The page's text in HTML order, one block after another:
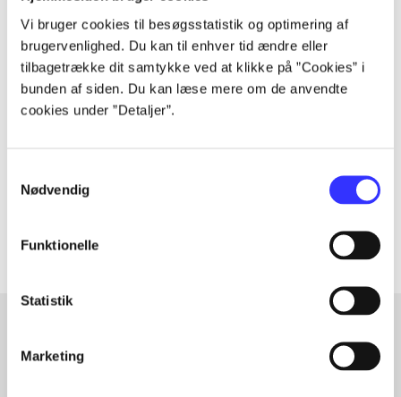
Vi bruger cookies til besøgsstatistik og optimering af
brugervenlighed. Du kan til enhver tid ændre eller
tilbagetrække dit samtykke ved at klikke på ”Cookies” i
bunden af siden. Du kan læse mere om de anvendte
cookies under ”Detaljer”.
Nødvendig
Funktionelle
Statistik
Marketing
Tidsskrift
Artiklen er en del af
Artikler med samme emner